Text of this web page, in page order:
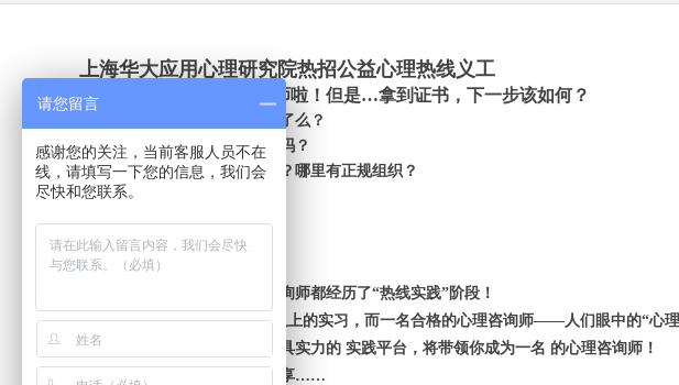
上海华大应用心理研究院热招公益心理热线义工
证书考出来了！我是咨询师啦！但是…拿到证书，下一步该如何？
可以接个案了么？可以做咨询了么？
可以带团体了么？我心里有底吗？
哪里有个案？哪里有实践机会？哪里有正规组织？
90%的合格心理咨询师都经历了“热线实践”阶段！
一名合格的医生必须经历1年以上的实习，而一名合格的心理咨询师——人们眼中的“心理
华大应用心理研究院，全国最具实力的 实践平台，将带领你成为一名 的心理咨询师！
在这里，有大量的案列和你分享……
请您留言
感谢您的关注，当前客服人员不在
线，请填写一下您的信息，我们会
尽快和您联系。